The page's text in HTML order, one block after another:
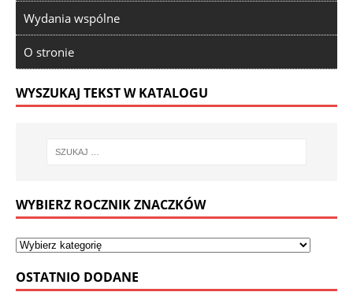
Wydania wspólne
O stronie
WYSZUKAJ TEKST W KATALOGU
WYBIERZ ROCZNIK ZNACZKÓW
OSTATNIO DODANE